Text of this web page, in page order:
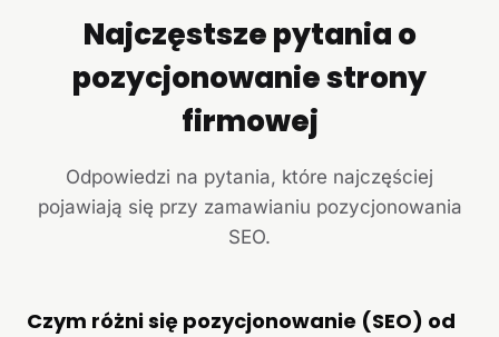
Najczęstsze pytania o
pozycjonowanie strony
firmowej
Odpowiedzi na pytania, które najczęściej
pojawiają się przy zamawianiu pozycjonowania
SEO.
Czym różni się pozycjonowanie (SEO) od